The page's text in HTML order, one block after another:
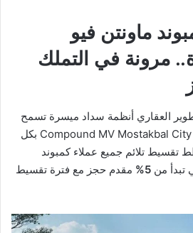
ماونتن فيو
مرونة في التملك
العقاري أنظمة سداد ميسرة تسمح
للعملاء بشراء وحداتهم في Compound MV Mostakbal City بكل
تقسيط تلائم جميع عملاء كمبوند
تبدأ من 5%
مقدم حجز مع فترة تقسيط